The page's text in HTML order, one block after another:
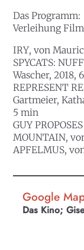
Das Programm:
Verleihung
IRY, von
SPYCATS:
Wascher, 2018,
REPRESENT
Gartmeier,
5 min
GUY
MOUNTAIN,
APFELMUS,
Google
Das Kino;